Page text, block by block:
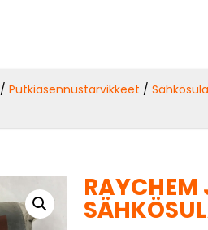
/Putkiasennustarvikkeet /